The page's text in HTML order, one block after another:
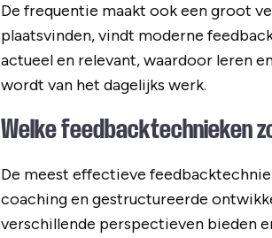
De frequentie maakt ook een groot
plaatsvinden, vindt moderne
actueel en relevant, waardoor leren
wordt van het dagelijks werk.
Welke feedbacktechnieken
De meest effectieve
coaching en gestructureerde
verschillende perspectieven bieden